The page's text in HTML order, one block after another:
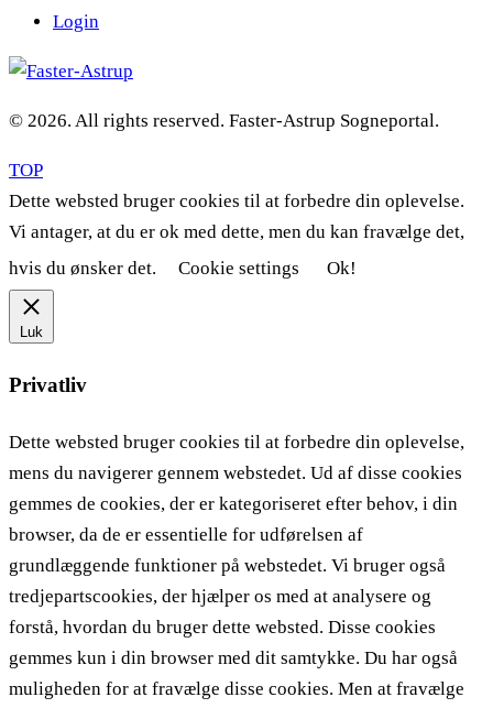
Login
© 2026. All rights reserved. Faster-Astrup Sogneportal.
TOP
Dette websted bruger cookies til at forbedre din oplevelse.
Vi antager, at du er ok med dette, men du kan fravælge det,
hvis du ønsker det.
Cookie settings Ok!
Luk
Privatliv
Dette websted bruger cookies til at forbedre din oplevelse,
mens du navigerer gennem webstedet. Ud af disse cookies
gemmes de cookies, der er kategoriseret efter behov, i din
browser, da de er essentielle for udførelsen af ​​
grundlæggende funktioner på webstedet. Vi bruger også
tredjepartscookies, der hjælper os med at analysere og
forstå, hvordan du bruger dette websted. Disse cookies
gemmes kun i din browser med dit samtykke. Du har også
muligheden for at fravælge disse cookies. Men at fravælge